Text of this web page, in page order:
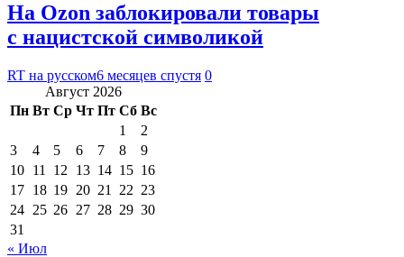
На Ozon заблокировали товары
с нацистской символикой
RT на русском6 месяцев спустя 0
Август 2026
Пн Вт Ср Чт Пт Сб Вс
1
2
3
4 5 6 7 8
9
10 11 12 13 14 15 16
17 18 19 20 21 22 23
24 25 26 27 28 29 30
31
« Июл